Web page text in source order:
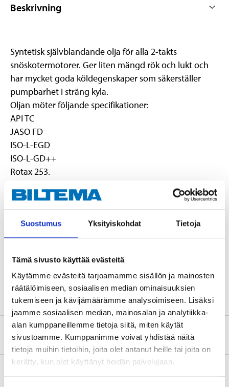
Suostumus Yksityiskohdat Tietoja
Tämä sivusto käyttää evästeitä
Käytämme evästeitä tarjoamamme sisällön ja mainosten
räätälöimiseen, sosiaalisen median ominaisuuksien
tukemiseen ja kävijämäärämme analysoimiseen. Lisäksi
jaamme sosiaalisen median, mainosalan ja analytiikka-
alan kumppaneillemme tietoja siitä, miten käytät
sivustoamme. Kumppanimme voivat yhdistää näitä
tietoja muihin tietoihin, joita olet antanut heille tai joita on
kerätty, kun olet käyttänyt heidän palvelujaan.
Beskrivning
Syntetisk självblandande olja för alla 2-takts
snöskotermotorer. Ger liten mängd rök och lukt och
har mycket goda köldegenskaper som säkerställer
pumpbarhet i sträng kyla.
Oljan möter följande specifikationer:
API TC
JASO FD
ISO-L-EGD
ISO-L-GD++
Rotax 253.
EUH210 Säkerhetsdatablad finns att rekvirera.
Volym 4 l
Säkerhetsinformation och övriga dokument